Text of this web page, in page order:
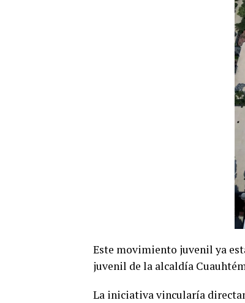
Este movimiento juvenil ya
juvenil de la alcaldía
La iniciativa vincularía